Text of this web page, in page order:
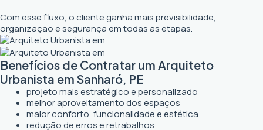
Com esse fluxo, o cliente ganha mais previsibilidade,
organização e segurança em todas as etapas.
Benefícios de Contratar um Arquiteto
Urbanista em Sanharó, PE
projeto mais estratégico e personalizado
melhor aproveitamento dos espaços
maior conforto, funcionalidade e estética
redução de erros e retrabalhos